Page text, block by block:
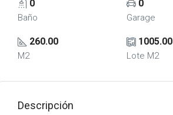
0
Baño
0
Garage
260.00
M2
1005.00
Lote M2
Descripción